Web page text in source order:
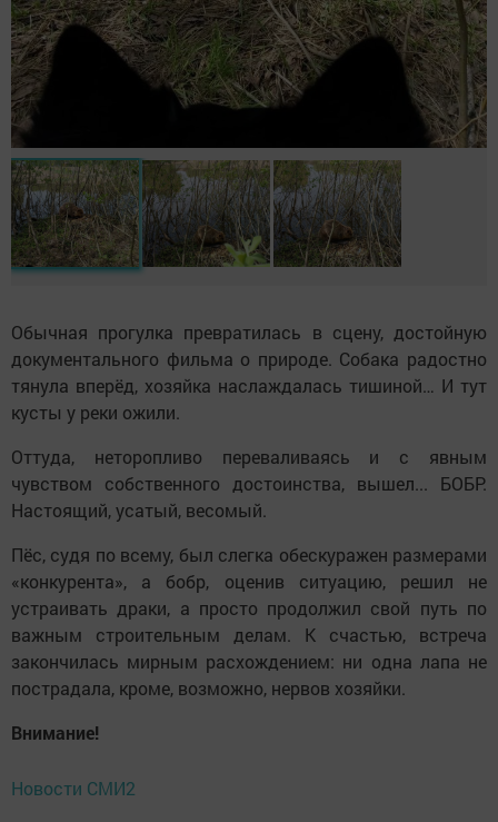
Обычная прогулка превратилась в сцену, достойную
документального фильма о природе. Собака радостно
тянула вперёд, хозяйка наслаждалась тишиной… И тут
кусты у реки ожили.
Оттуда, неторопливо переваливаясь и с явным
чувством собственного достоинства, вышел... БОБР.
Настоящий, усатый, весомый.
Пёс, судя по всему, был слегка обескуражен размерами
«конкурента», а бобр, оценив ситуацию, решил не
устраивать драки, а просто продолжил свой путь по
важным строительным делам. К счастью, встреча
закончилась мирным расхождением: ни одна лапа не
пострадала, кроме, возможно, нервов хозяйки.
Внимание!
Новости СМИ2